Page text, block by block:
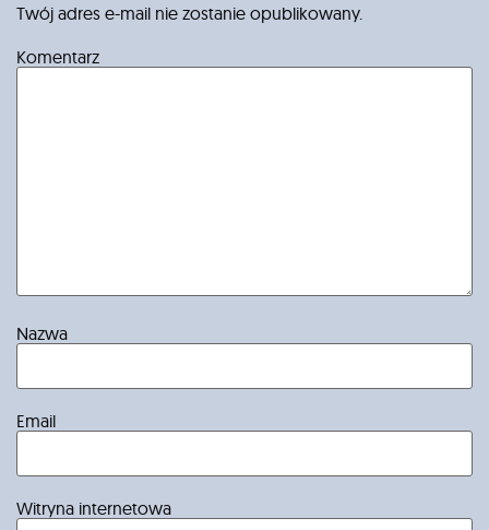
Twój adres e-mail nie zostanie opublikowany.
Komentarz
Nazwa
Email
Witryna internetowa